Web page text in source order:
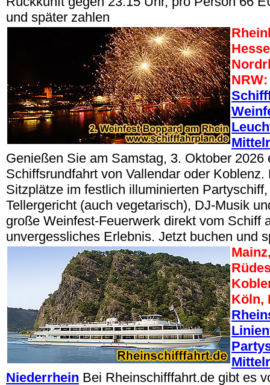
und später zahlen
NRW:
Genießen Sie am Samstag, 3. Oktober 2026
Schiffsrundfahrt von Vallendar oder Koblenz.
Sitzplätze im festlich illuminierten
Tellergericht (auch vegetarisch), DJ-Musik
große Weinfest-Feuerwerk direkt vom Schiff
unvergessliches Erlebnis. Jetzt buchen und
Köln,
Niederrhein Bei Rheinschifffahrt.de gibt es